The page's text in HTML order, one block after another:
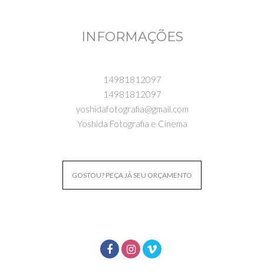
INFORMAÇÕES
14981812097
14981812097
yoshidafotografia@gmail.com
Yoshida Fotografia e Cinema
GOSTOU? PEÇA JÁ SEU ORÇAMENTO